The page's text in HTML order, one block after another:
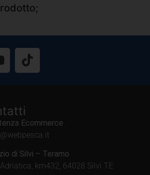
Ecommerce
di Silvi – Teramo
km432, 64028 Silvi TE